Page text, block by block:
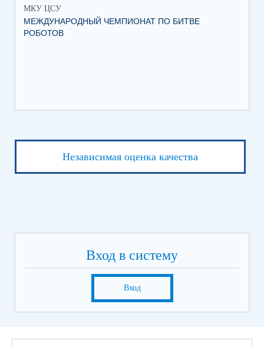
МКУ ЦСУ
МЕЖДУНАРОДНЫЙ ЧЕМПИОНАТ ПО БИТВЕ
РОБОТОВ
Независимая оценка качества
Вход в систему
Вход